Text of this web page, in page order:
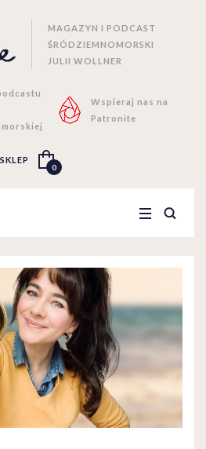
MAGAZYN I PODCAST
ŚRÓDZIEMNOMORSKI
JULII WOLLNER
Wspieraj nas na
Patronite
SKLEP
0